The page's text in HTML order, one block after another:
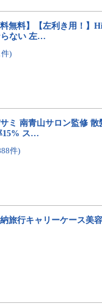
料無料】【左利き用！
らない 左…
)
サミ 南青山サロン監修
15% ス…
件)
旅行キャリーケース美